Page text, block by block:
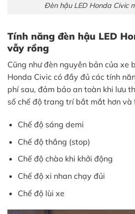
Đèn hậu LED Honda Civic
Tính năng đèn hậu LED
vẫy rồng
Cũng như đèn nguyên bản của xe
Honda Civic có đầy đủ các tính
phí sau, đảm bảo an toàn khi lưu
số chế độ trang trí bắt mắt hơn và
Chế độ sáng demi
Chế độ thắng (stop)
Chế độ chào khi khởi động
Chế độ xi nhan chạy đủi
Chế độ lùi xe